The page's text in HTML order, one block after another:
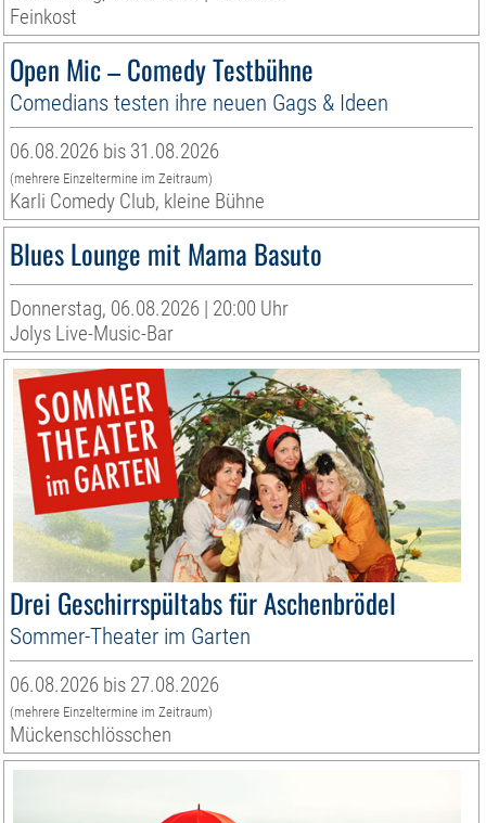
Feinkost
Open Mic – Comedy Testbühne
Comedians testen ihre neuen Gags & Ideen
06.08.2026 bis 31.08.2026
(mehrere Einzeltermine im Zeitraum)
Karli Comedy Club, kleine Bühne
Blues Lounge mit Mama Basuto
Donnerstag, 06.08.2026 | 20:00 Uhr
Jolys Live-Music-Bar
Drei Geschirrspültabs für Aschenbrödel
Sommer-Theater im Garten
06.08.2026 bis 27.08.2026
(mehrere Einzeltermine im Zeitraum)
Mückenschlösschen